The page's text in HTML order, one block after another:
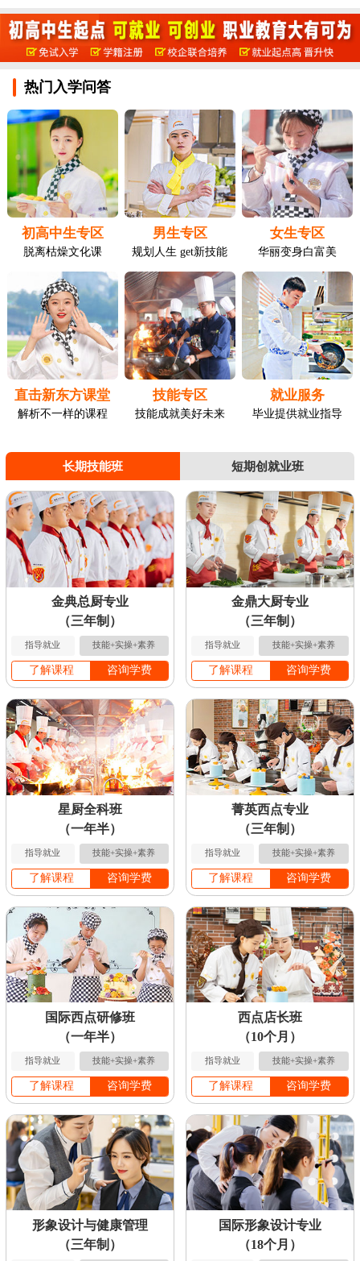
热门入学问答
初高中生专区
脱离枯燥文化课
男生专区
规划人生 get新技能
女生专区
华丽变身白富美
直击新东方课堂
解析不一样的课程
技能专区
技能成就美好未来
就业服务
毕业提供就业指导
长期技能班 短期创就业班
金典总厨专业
（三年制）
指导就业 技能+实操+素养
了解课程 咨询学费
金鼎大厨专业
（三年制）
指导就业 技能+实操+素养
了解课程 咨询学费
星厨全科班
（一年半）
指导就业 技能+实操+素养
了解课程 咨询学费
菁英西点专业
（三年制）
指导就业 技能+实操+素养
了解课程 咨询学费
国际西点研修班
（一年半）
指导就业 技能+实操+素养
了解课程 咨询学费
西点店长班
（10个月）
指导就业 技能+实操+素养
了解课程 咨询学费
形象设计与健康管理
（三年制）
国际形象设计专业
（18个月）